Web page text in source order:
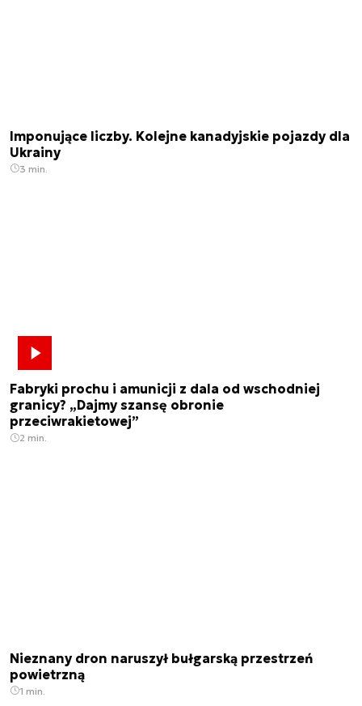
Imponujące liczby. Kolejne kanadyjskie pojazdy dla
Ukrainy
3 min.
Fabryki prochu i amunicji z dala od wschodniej
granicy? „Dajmy szansę obronie
przeciwrakietowej”
2 min.
Nieznany dron naruszył bułgarską przestrzeń
powietrzną
1 min.